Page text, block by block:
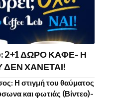
2+1 ΔΩΡΟ ΚΑΦΕ- Η
ΧΑΝΕΤΑΙ!
Η στιγμή του θαύματος
και φωτιάς (Βίντεο)-